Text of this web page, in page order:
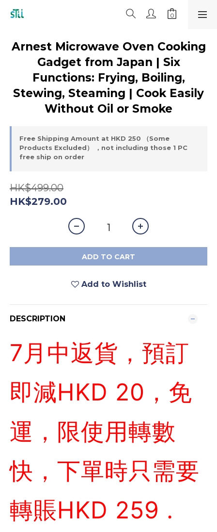
Arnest Microwave Oven Cooking
Gadget from Japan | Six
Functions: Frying, Boiling,
Stewing, Steaming | Cook Easily
Without Oil or Smoke
Free Shipping Amount at HKD 250 （Some
Products Excluded） ，not including those 1 PC
free ship on order
HK$499.00
HK$279.00
ADD TO CART
Add to Wishlist
DESCRIPTION
7月中返貨，預訂
即減HKD 20，免
運，限使用轉數
快，下單時只需要
轉賬HKD 259 .